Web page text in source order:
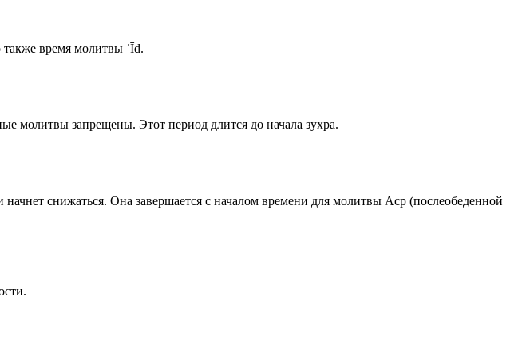
также время молитвы ʿĪd.
молитвы запрещены. Этот период длится до начала зухра.
снижаться. Она завершается с началом времени для молитвы Аср (послеобеденной